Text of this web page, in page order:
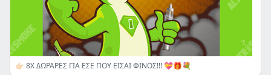
👉🏻 8Χ ΔΩΡΑΡΕΣ ΓΙΑ ΕΣΕ ΠΟΥ ΕΙΣΑΙ ΦΙΝΟΣ!!! 💝🎁💐